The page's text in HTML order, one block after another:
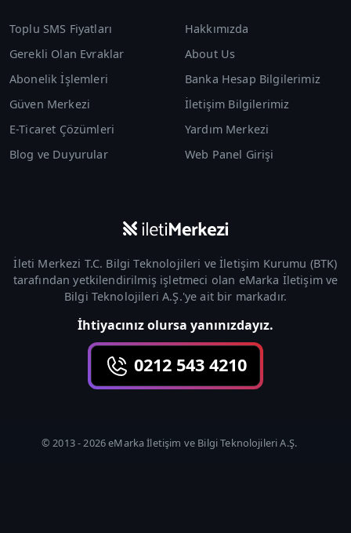
İleti Merkezi T.C. Bilgi Teknolojileri ve İletişim Kurumu (BTK)
tarafından yetkilendirilmiş işletmeci olan eMarka İletişim ve
Bilgi Teknolojileri A.Ş.'ye ait bir markadır.
İhtiyacınız olursa yanınızdayız.
0212 543 4210
Toplu SMS Fiyatları
Gerekli Olan Evraklar
Abonelik İşlemleri
Güven Merkezi
E-Ticaret Çözümleri
Blog ve Duyurular
Hakkımızda
About Us
Banka Hesap Bilgilerimiz
İletişim Bilgilerimiz
Yardım Merkezi
Web Panel Girişi
© 2013 -2026eMarka İletişim ve Bilgi Teknolojileri A.Ş.